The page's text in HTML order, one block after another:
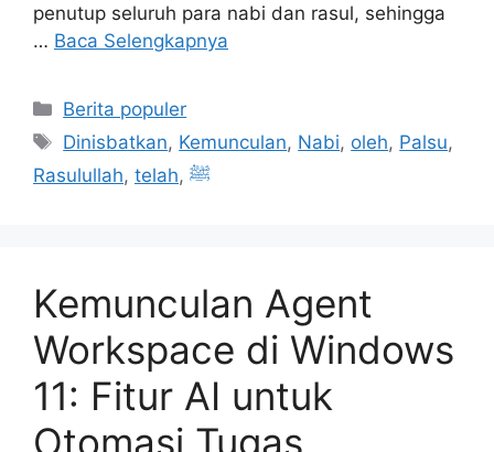
penutup seluruh para nabi dan rasul, sehingga
… Baca Selengkapnya
Kategori
Berita populer
Tag
Dinisbatkan, Kemunculan, Nabi, oleh, Palsu,
Rasulullah, telah, ﷺ
Kemunculan Agent
Workspace di Windows
11: Fitur AI untuk
Otomasi Tugas